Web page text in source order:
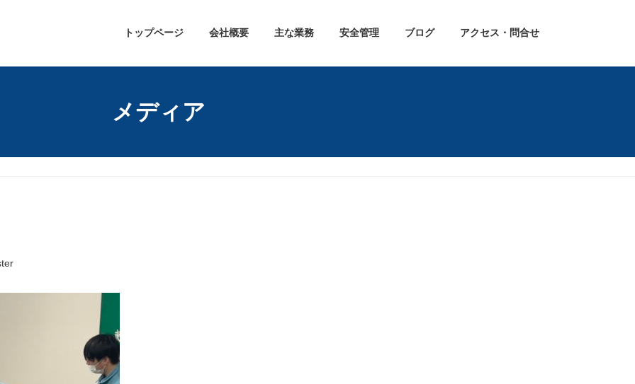
トップページ 会社概要 主な業務 安全管理 ブログ アクセス・問合せ
メディア